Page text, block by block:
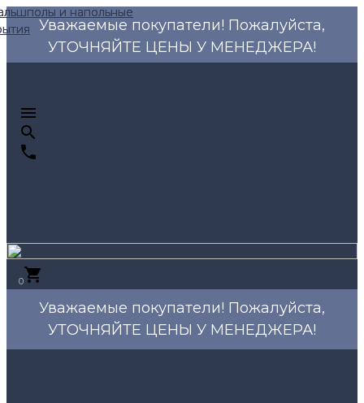
Уважаемые покупатели! Пожалуйста,
УТОЧНЯЙТЕ ЦЕНЫ У МЕНЕДЖЕРА!
0
Уважаемые покупатели! Пожалуйста,
УТОЧНЯЙТЕ ЦЕНЫ У МЕНЕДЖЕРА!